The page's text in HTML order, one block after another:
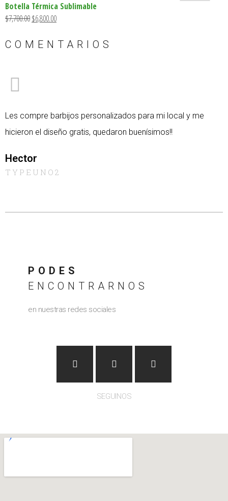
Botella Térmica Sublimable
$7,700.00$6,800.00
COMENTARIOS
Les compre barbijos personalizados para mi local y me
hicieron el diseño gratis, quedaron buenísimos!!
Hector
TYPEUNO2
PODES
ENCONTRARNOS
en nuestras redes sociales
SEGUINOS